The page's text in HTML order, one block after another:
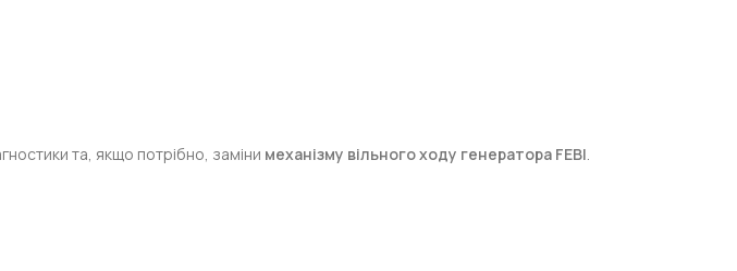
та, якщо потрібно, заміни механізму вільного ходу генератора FEBI.